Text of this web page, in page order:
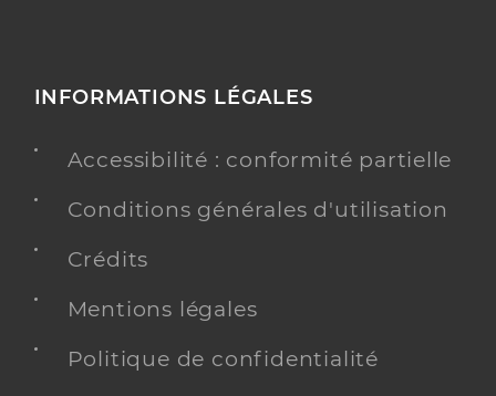
INFORMATIONS LÉGALES
Accessibilité : conformité partielle
Conditions générales d'utilisation
Crédits
Mentions légales
Politique de confidentialité